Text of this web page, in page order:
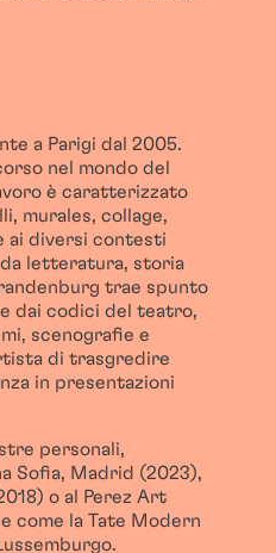
a Parigi dal 2005.
nel mondo del
è caratterizzato
murales, collage,
ai diversi contesti
letteratura, storia
trae spunto
dai codici del teatro,
scenografie e
di trasgredire
in presentazioni
personali,
Sofia, Madrid (2023),
o al Perez Art
come la Tate Modern